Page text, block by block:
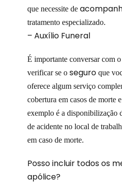
que necessite de
tratamento especializado.
– Auxílio Funeral
É importante conversar com
verificar se o seguro que
oferece algum serviço
cobertura em casos de morte
exemplo é a disponibilização
de acidente no local de
em caso de morte.
Posso incluir todos os
apólice?